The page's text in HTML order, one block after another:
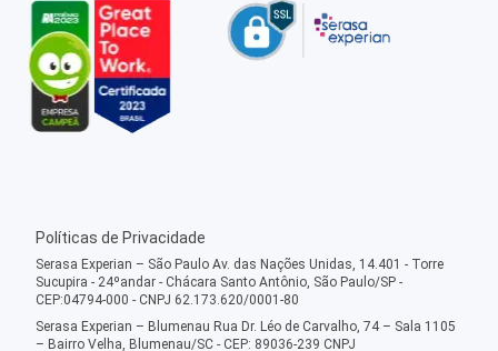
Políticas de Privacidade
Serasa Experian – São Paulo Av. das Nações Unidas, 14.401 - Torre
Sucupira - 24ºandar - Chácara Santo Antônio, São Paulo/SP -
CEP:04794-000 - CNPJ 62.173.620/0001-80
Serasa Experian – Blumenau Rua Dr. Léo de Carvalho, 74 – Sala 1105
– Bairro Velha, Blumenau/SC - CEP: 89036-239 CNPJ